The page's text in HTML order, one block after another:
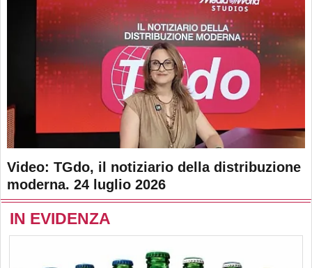
Video: TGdo, il notiziario della distribuzione
moderna. 24 luglio 2026
IN EVIDENZA